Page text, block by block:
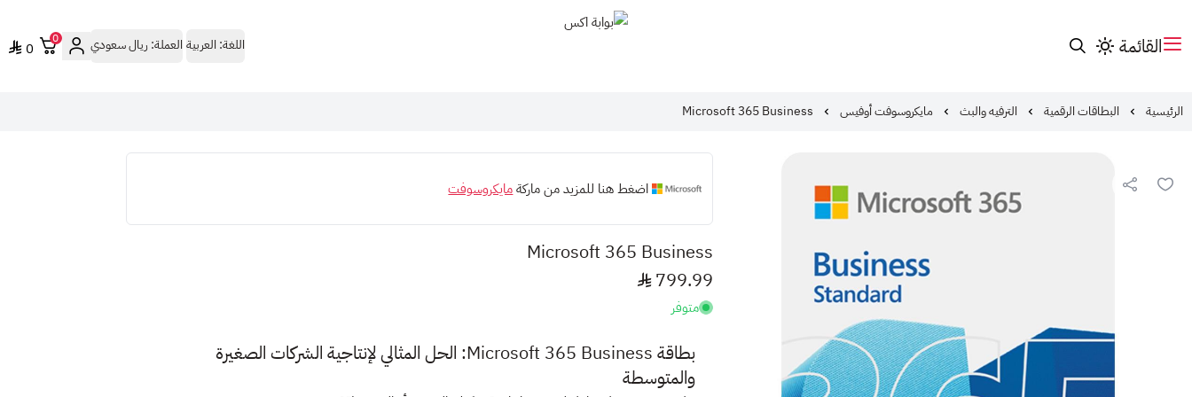
القائمة اللغة: العربية العملة:ريال سعودي 0
0
الرئيسية البطاقات الرقمية الترفيه والبث مايكروسوفت أوفيس Microsoft 365 Business
اضغط هنا للمزيد من ماركةمايكروسوفت
Microsoft 365 Business
799.99
متوفر
بطاقة Microsoft 365 Business: الحل المثالي لإنتاجية الشركات الصغيرة
والمتوسطة